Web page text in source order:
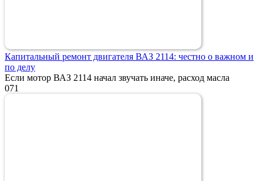
Капитальный ремонт двигателя ВАЗ 2114: честно о важном и
по делу
Если мотор ВАЗ 2114 начал звучать иначе, расход масла
071